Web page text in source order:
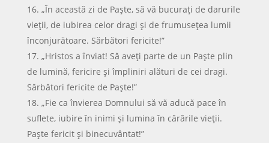
„În această zi de Paște, să vă bucurați de darurile
vieții, de iubirea celor dragi și de frumusețea lumii
înconjurătoare. Sărbători fericite!”
„Hristos a înviat! Să aveți parte de un Paște plin
de lumină, fericire și împliniri alături de cei dragi.
Sărbători fericite de Paște!”
„Fie ca învierea Domnului să vă aducă pace în
suflete, iubire în inimi și lumina în cărările vieții.
Paște fericit și binecuvântat!”